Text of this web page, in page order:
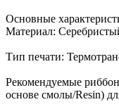
Основные
Материал:
Тип печати:
Рекомендуемые
основе смолы/Resin)